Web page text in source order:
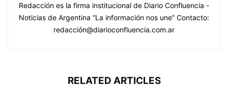
Redacción es la firma institucional de Diario Confluencia -
Noticias de Argentina “La información nos une” Contacto:
redacción@diarioconfluencia.com.ar
RELATED ARTICLES